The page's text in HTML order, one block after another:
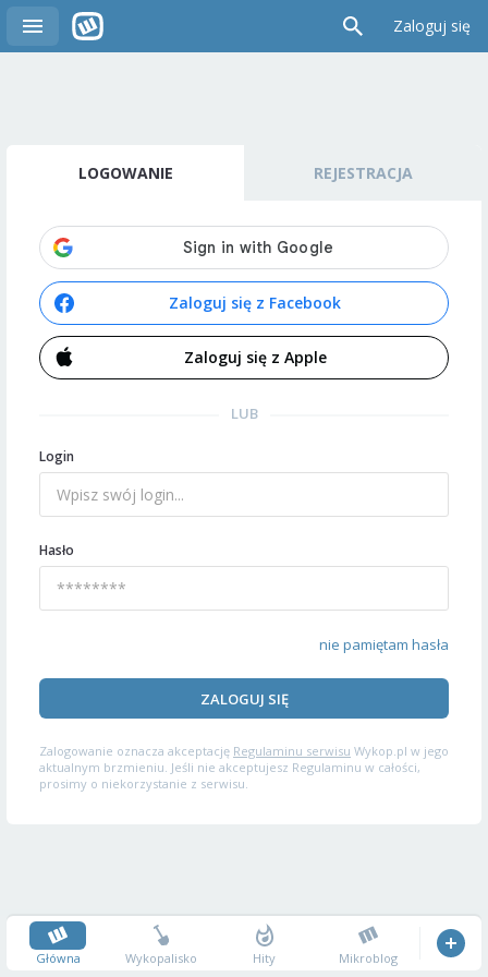
Zaloguj się
LOGOWANIE REJESTRACJA
Zaloguj się z Facebook
Zaloguj się z Apple
LUB
Login
Hasło
nie pamiętam hasła
ZALOGUJ SIĘ
Zalogowanie oznacza akceptację Regulaminu serwisu Wykop.pl w jego
aktualnym brzmieniu. Jeśli nie akceptujesz Regulaminu w całości,
prosimy o niekorzystanie z serwisu.
Główna Wykopalisko Hity Mikroblog